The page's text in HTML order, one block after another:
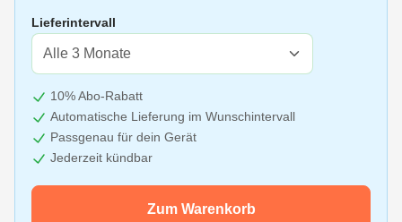
Lieferintervall
10% Abo-Rabatt
Automatische Lieferung im Wunschintervall
Passgenau für dein Gerät
Jederzeit kündbar
Zum Warenkorb